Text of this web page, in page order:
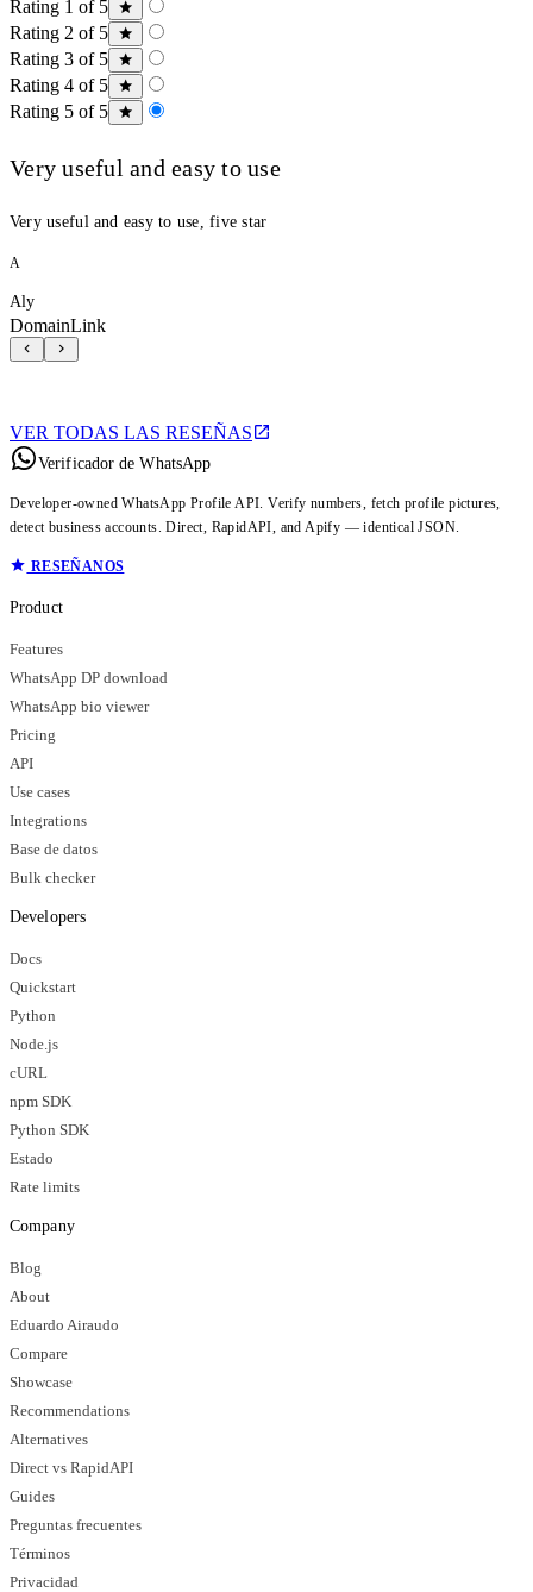
Rating 1 of 5
Rating 2 of 5
Rating 3 of 5
Rating 4 of 5
Rating 5 of 5
Very useful and easy to use
Very useful and easy to use, five star
A
Aly
DomainLink
VER TODAS LAS RESEÑAS
Verificador de WhatsApp
Developer-owned WhatsApp Profile API. Verify numbers, fetch profile pictures,
detect business accounts. Direct, RapidAPI, and Apify — identical JSON.
RESEÑANOS
Product
Features
WhatsApp DP download
WhatsApp bio viewer
Pricing
API
Use cases
Integrations
Base de datos
Bulk checker
Developers
Docs
Quickstart
Python
Node.js
cURL
npm SDK
Python SDK
Estado
Rate limits
Company
Blog
About
Eduardo Airaudo
Compare
Showcase
Recommendations
Alternatives
Direct vs RapidAPI
Guides
Preguntas frecuentes
Términos
Privacidad